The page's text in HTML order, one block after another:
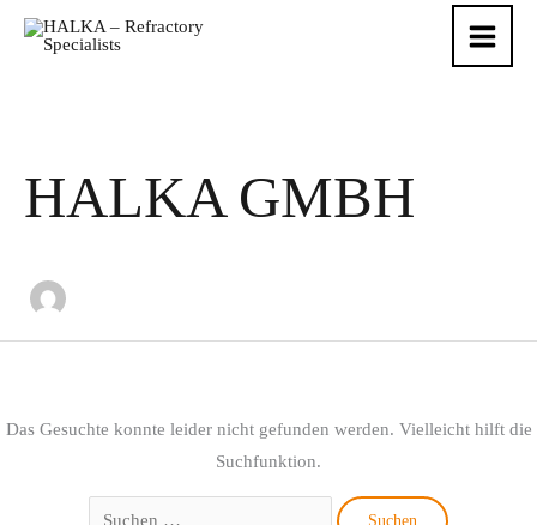
Zum
HALKA GMBH
Das Gesuchte konnte leider nicht gefunden werden. Vielleicht hilft die
Suchfunktion.
nach: